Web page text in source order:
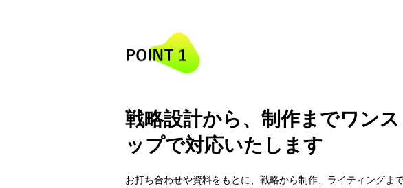
戦略設計から、制作までワンス
ップで対応いたします
お打ち合わせや資料をもとに、戦略から制作、ライティングま